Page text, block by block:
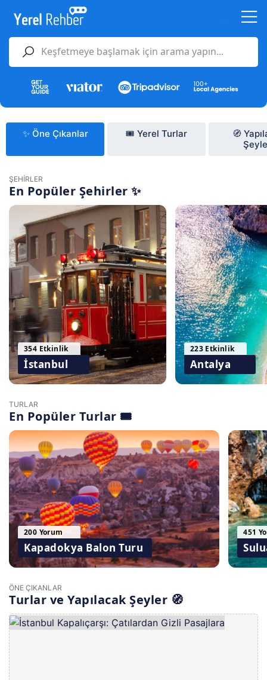
✨ Öne Çıkanlar 🎟️ Yerel Turlar
🧭
ŞEHİRLER
En Popüler Şehirler ✨
354 Etkinlik
İstanbul
223 Etkinlik
Antalya
TURLAR
En Popüler Turlar 🎟️
200 Yorum
Kapadokya Balon Turu
451
ÖNE ÇIKANLAR
Turlar ve Yapılacak Şeyler 🧭